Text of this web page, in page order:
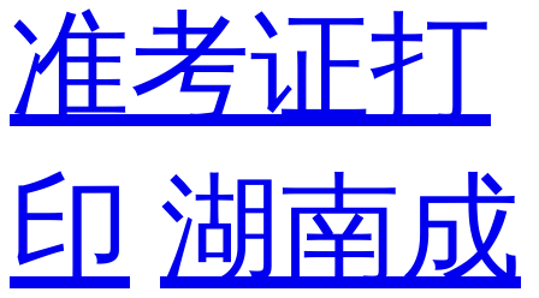
准考证打
印 湖南成